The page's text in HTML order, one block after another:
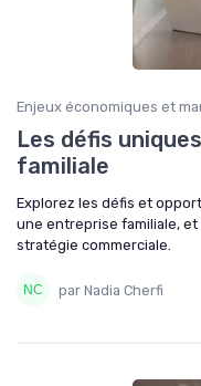
Enjeux économiques et
Les défis
familiale
Explorez les défis et
une entreprise familiale,
stratégie commerciale.
par Nadia Cherfi